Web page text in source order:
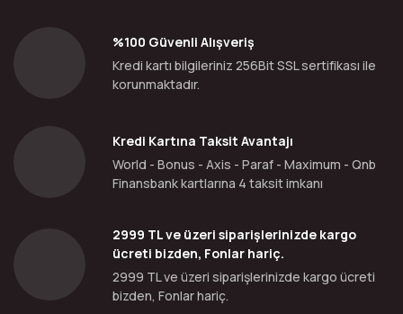
%100 Güvenli Alışveriş
Kredi kartı bilgileriniz 256Bit SSL sertifikası ile
korunmaktadır.
Kredi Kartına Taksit Avantajı
World - Bonus - Axis - Paraf - Maximum - Qnb
Finansbank kartlarına 4 taksit imkanı
2999 TL ve üzeri siparişlerinizde kargo
ücreti bizden, Fonlar hariç.
2999 TL ve üzeri siparişlerinizde kargo ücreti
bizden, Fonlar hariç.